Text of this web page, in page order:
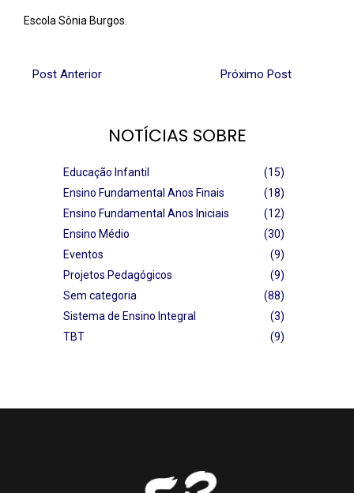
Escola Sônia Burgos.
Post Anterior Próximo Post
NOTÍCIAS SOBRE
Educação Infantil
(15)
Ensino Fundamental Anos Finais
(18)
Ensino Fundamental Anos Iniciais
(12)
Ensino Médio
(30)
Eventos
(9)
Projetos Pedagógicos
(9)
Sem categoria
(88)
Sistema de Ensino Integral
(3)
TBT
(9)